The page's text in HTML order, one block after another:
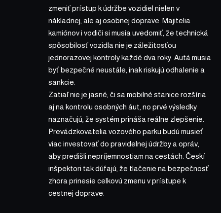
zmeniť prístup k údržbe vozidiel nielen v
nákladnej, ale aj osobnej doprave. Majitelia
kamiónov i vodiči si musia uvedomiť, že technická
spôsobilosť vozidla nie je záležitosťou
jednorazovej kontroly každé dva roky. Autá musia
byť bezpečné neustále, inak riskujú odhalenie a
sankcie.
Zatiaľ nie je jasné, či sa mobilné stanice rozšíria
aj na kontrolu osobných áut, no prvé výsledky
naznačujú, že systém prináša reálne zlepšenie.
Prevádzkovatelia vozového parku budú musieť
viac investovať do pravidelnej údržby a opráv,
aby predišli nepríjemnostiam na cestách. Českí
inšpektori tak dúfajú, že tlačenie na bezpečnosť
zhora prinesie celkovú zmenu v prístupe k
cestnej doprave.